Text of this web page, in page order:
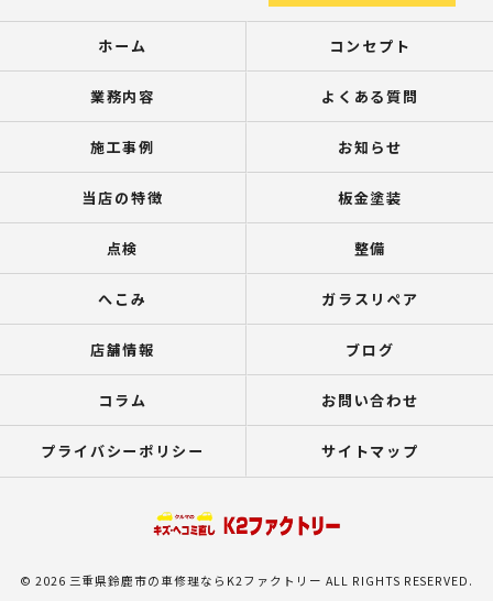
ホーム コンセプト
業務内容 よくある質問
施工事例 お知らせ
当店の特徴 板金塗装
点検 整備
へこみ ガラスリペア
店舗情報 ブログ
コラム お問い合わせ
プライバシーポリシー サイトマップ
© 2026 三重県鈴鹿市の車修理ならK2ファクトリー ALL RIGHTS RESERVED.